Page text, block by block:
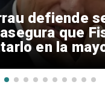
defiende
que
en la